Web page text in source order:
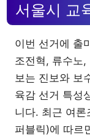
서울시 교
이번 선거에 출
조전혁, 류수노
보는 진보와 보
육감 선거 특성
니다. 최근 여
퍼블릭)에 따르